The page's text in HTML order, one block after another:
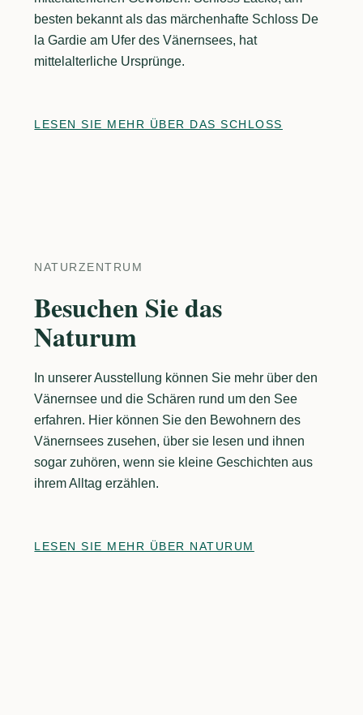
besten bekannt als das märchenhafte Schloss De
la Gardie am Ufer des Vänernsees, hat
mittelalterliche Ursprünge.
LESEN SIE MEHR ÜBER DAS SCHLOSS
NATURZENTRUM
Besuchen Sie das
Naturum
In unserer Ausstellung können Sie mehr über den
Vänernsee und die Schären rund um den See
erfahren. Hier können Sie den Bewohnern des
Vänernsees zusehen, über sie lesen und ihnen
sogar zuhören, wenn sie kleine Geschichten aus
ihrem Alltag erzählen.
LESEN SIE MEHR ÜBER NATURUM